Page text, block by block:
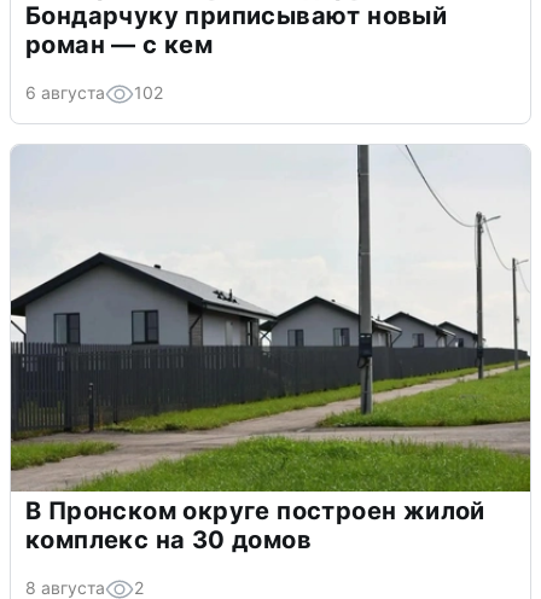
Бондарчуку приписывают новый
роман — с кем
6 августа 102
В Пронском округе построен жилой
комплекс на 30 домов
8 августа 2